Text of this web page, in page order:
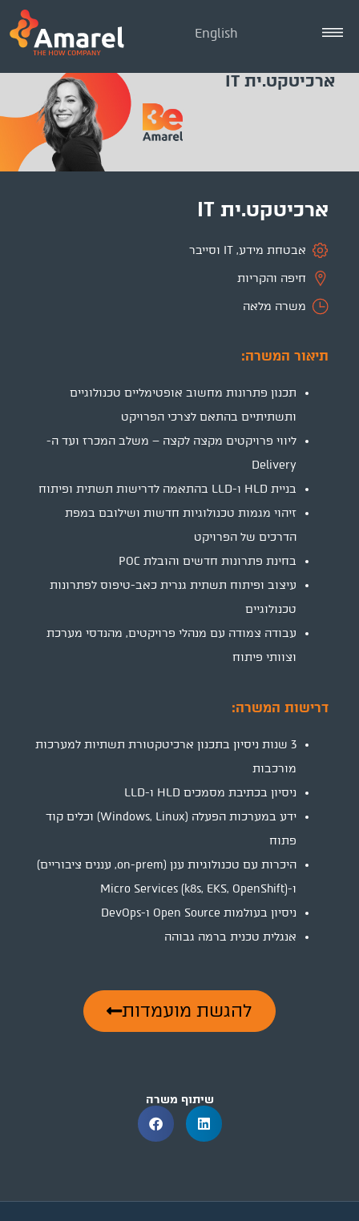
English
ארכיטקט.ית IT
ארכיטקט.ית IT
אבטחת מידע, IT וסייבר
חיפה והקריות
משרה מלאה
תיאור המשרה:
תכנון פתרונות מחשוב אופטימליים טכנולוגיים
ותשתיתיים בהתאם לצרכי הפרויקט
ליווי פרויקטים מקצה לקצה – משלב המכרז ועד ה-
Delivery
בניית HLD ו-LLD בהתאמה לדרישות תשתית ופיתוח
זיהוי מגמות טכנולוגיות חדשות ושילובם במפת
הדרכים של הפרויקט
בחינת פתרונות חדשים והובלת POC
עיצוב ופיתוח תשתית גנרית כאב-טיפוס לפתרונות
טכנולוגיים
עבודה צמודה עם מנהלי פרויקטים, מהנדסי מערכת
וצוותי פיתוח
דרישות המשרה:
3 שנות ניסיון בתכנון ארכיטקטורת תשתיות למערכות
מורכבות
ניסיון בכתיבת מסמכים HLD ו-LLD
ידע במערכות הפעלה (Windows, Linux) וכלים קוד
פתוח
היכרות עם טכנולוגיות ענן (on-prem, עננים ציבוריים)
ו-Micro Services (k8s, EKS, OpenShift)
ניסיון בעולמות Open Source ו-DevOps
אנגלית טכנית ברמה גבוהה
להגשת מועמדות
שיתוף משרה